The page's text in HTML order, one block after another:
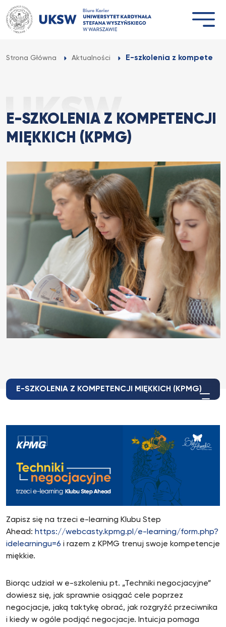
Przejdź
do
treści
Strona Główna Aktualności E-szkolenia z
E-SZKOLENIA Z KOMPETENCJI
MIĘKKICH (KPMG)
E-SZKOLENIA Z KOMPETENCJI MIĘKKICH (KPMG)
Zapisz się na trzeci e-learning Klubu Step
Ahead: https://webcasty.kpmg.pl/e-learning/form.php?
idelearningu=6 i razem z KPMG trenuj swoje kompetencje
miękkie.
Biorąc udział w e-szkoleniu pt. „Techniki negocjacyjne”
dowiesz się, jak sprawnie osiągać cele poprzez
negocjacje, jaką taktykę obrać, jak rozgryźć przeciwnika
i kiedy w ogóle podjąć negocjacje. Intuicja pomaga